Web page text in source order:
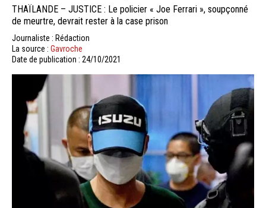
THAÏLANDE – JUSTICE : Le policier « Joe Ferrari », soupçonné
de meurtre, devrait rester à la case prison
Journaliste : Rédaction
La source : Gavroche
Date de publication : 24/10/2021